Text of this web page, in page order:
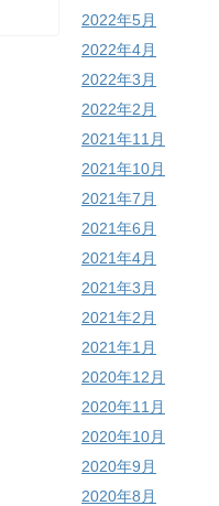
2022年5月
2022年4月
2022年3月
2022年2月
2021年11月
2021年10月
2021年7月
2021年6月
2021年4月
2021年3月
2021年2月
2021年1月
2020年12月
2020年11月
2020年10月
2020年9月
2020年8月